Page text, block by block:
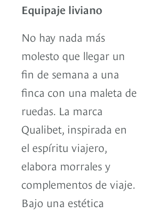
Equipaje liviano
No hay nada más
molesto que llegar un
fin de semana a una
finca con una maleta de
ruedas. La marca
Qualibet, inspirada en
el espíritu viajero,
elabora morrales y
complementos de viaje.
Bajo una estética